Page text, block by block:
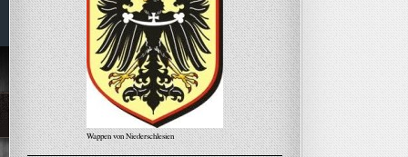
Wappen von Niederschlesien